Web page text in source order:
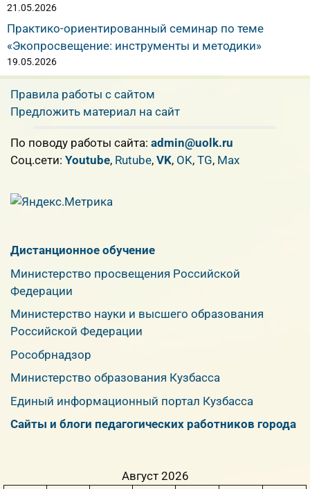
21.05.2026
Практико-ориентированный семинар по теме
«Экопросвещение: инструменты и методики»
19.05.2026
Правила работы с сайтом
Предложить материал на сайт
По поводу работы сайта: admin@uolk.ru
Cоц.сети: Youtube, Rutube, VK, OK, TG, Max
Дистанционное обучение
Министерство просвещения Российской
Федерации
Министерство науки и высшего образования
Российской Федерации
Рособрнадзор
Министерство образования Кузбасса
Единый информационный портал Кузбасса
Сайты и блоги педагогических работников города
Август 2026